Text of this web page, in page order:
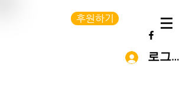
로그인
후원하기